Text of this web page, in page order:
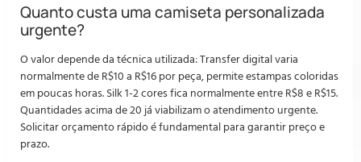
Quanto custa uma camiseta personalizada
urgente?
O valor depende da técnica utilizada: Transfer digital varia
normalmente de R$10 a R$16 por peça, permite estampas coloridas
em poucas horas. Silk 1-2 cores fica normalmente entre R$8 e R$15.
Quantidades acima de 20 já viabilizam o atendimento urgente.
Solicitar orçamento rápido é fundamental para garantir preço e
prazo.